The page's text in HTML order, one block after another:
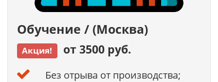
Обучение / (Москва)
Акция! от 3500 руб.
Без отрыва от производства;